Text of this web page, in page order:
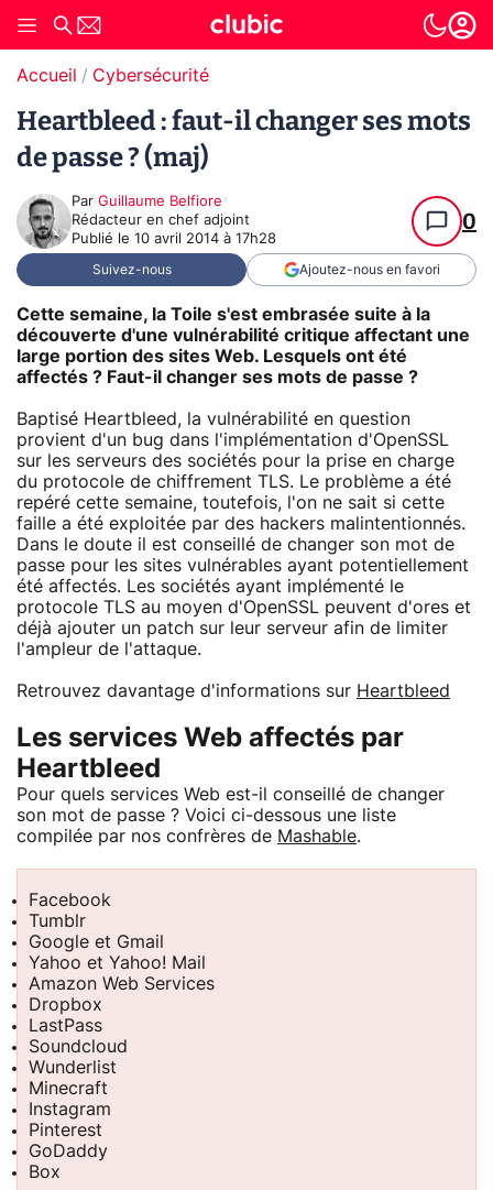
Accueil Cybersécurité
Heartbleed : faut-il changer ses mots
de passe ? (maj)
Par Guillaume Belfiore
Rédacteur en chef adjoint
Publié le 10 avril 2014 à 17h28
0
Suivez-nous Ajoutez-nous en favori
Cette semaine, la Toile s'est embrasée suite à la
découverte d'une vulnérabilité critique affectant une
large portion des sites Web. Lesquels ont été
affectés ? Faut-il changer ses mots de passe ?
Baptisé Heartbleed, la vulnérabilité en question
provient d'un bug dans l'implémentation d'OpenSSL
sur les serveurs des sociétés pour la prise en charge
du protocole de chiffrement TLS. Le problème a été
repéré cette semaine, toutefois, l'on ne sait si cette
faille a été exploitée par des hackers malintentionnés.
Dans le doute il est conseillé de changer son mot de
passe pour les sites vulnérables ayant potentiellement
été affectés. Les sociétés ayant implémenté le
protocole TLS au moyen d'OpenSSL peuvent d'ores et
déjà ajouter un patch sur leur serveur afin de limiter
l'ampleur de l'attaque.
Retrouvez davantage d'informations sur Heartbleed
Les services Web affectés par
Heartbleed
Pour quels services Web est-il conseillé de changer
son mot de passe ? Voici ci-dessous une liste
compilée par nos confrères de Mashable.
Facebook
Tumblr
Google et Gmail
Yahoo et Yahoo! Mail
Amazon Web Services
Dropbox
LastPass
Soundcloud
Wunderlist
Minecraft
Instagram
Pinterest
GoDaddy
Box